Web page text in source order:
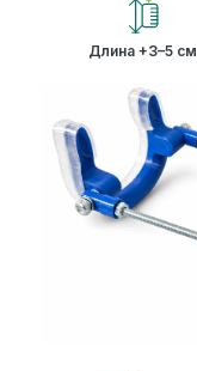
Длина +3–5 см